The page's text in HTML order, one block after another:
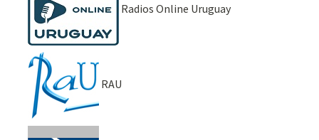
Radios Online Uruguay
RAU